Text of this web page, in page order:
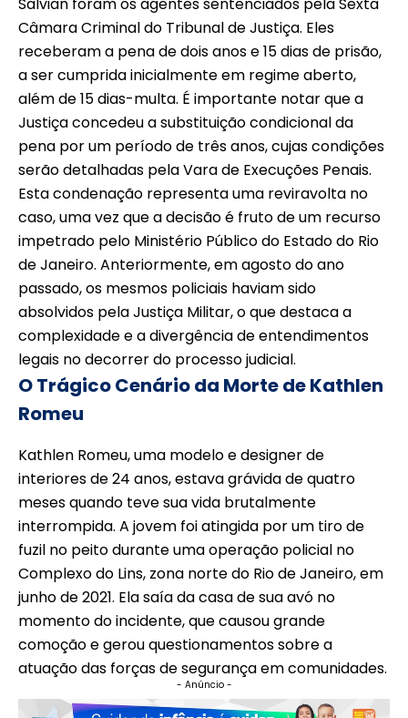
Salvian foram os agentes sentenciados pela Sexta
Câmara Criminal do Tribunal de Justiça. Eles
receberam a pena de dois anos e 15 dias de prisão,
a ser cumprida inicialmente em regime aberto,
além de 15 dias-multa. É importante notar que a
Justiça concedeu a substituição condicional da
pena por um período de três anos, cujas condições
serão detalhadas pela Vara de Execuções Penais.
Esta condenação representa uma reviravolta no
caso, uma vez que a decisão é fruto de um recurso
impetrado pelo Ministério Público do Estado do Rio
de Janeiro. Anteriormente, em agosto do ano
passado, os mesmos policiais haviam sido
absolvidos pela Justiça Militar, o que destaca a
complexidade e a divergência de entendimentos
legais no decorrer do processo judicial.
O Trágico Cenário da Morte de Kathlen
Romeu
Kathlen Romeu, uma modelo e designer de
interiores de 24 anos, estava grávida de quatro
meses quando teve sua vida brutalmente
interrompida. A jovem foi atingida por um tiro de
fuzil no peito durante uma operação policial no
Complexo do Lins, zona norte do Rio de Janeiro, em
junho de 2021. Ela saía da casa de sua avó no
momento do incidente, que causou grande
comoção e gerou questionamentos sobre a
atuação das forças de segurança em comunidades.
- Anúncio -